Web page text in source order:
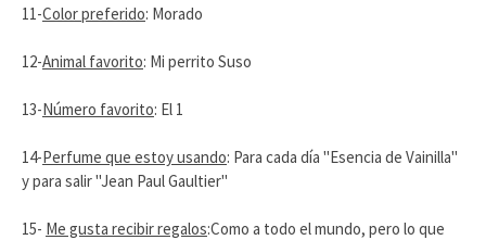
11-Color preferido: Morado
12-Animal favorito: Mi perrito Suso
13-Número favorito: El 1
14-Perfume que estoy usando: Para cada día "Esencia de Vainilla"
y para salir "Jean Paul Gaultier"
15- Me gusta recibir regalos:Como a todo el mundo, pero lo que